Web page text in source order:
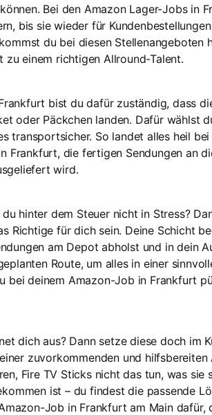
Bei den Amazon Lager-Jobs in
bis sie wieder für
du bei diesen Stellenangeboten
zu einem richtigen Allround-Talent.
bist du dafür zuständig, dass
oder Päckchen landen. Dafür wählst
transportsicher. So landet alles heil bei
Frankfurt, die fertigen Sendungen an
wird.
hinter dem Steuer nicht in Stress?
Richtige für dich sein. Deine Schicht
am Depot abholst und in dein
Route, um alles in einer
bei deinem Amazon-Job in Frankfurt
dich aus? Dann setze diese doch im
zuvorkommenden und
Fire TV Sticks nicht das tun, was sie
ist – du findest die passende
Job in Frankfurt am Main dafür,